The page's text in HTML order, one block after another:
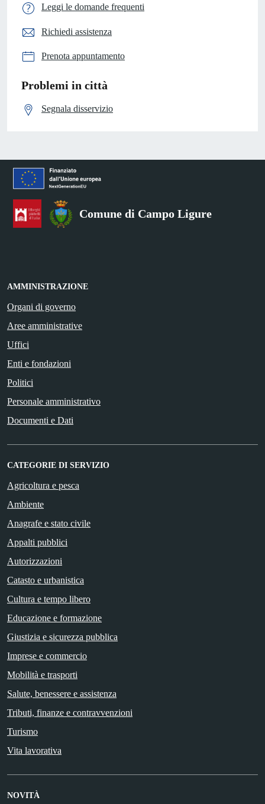
Leggi le domande frequenti
Richiedi assistenza
Prenota appuntamento
Problemi in città
Segnala disservizio
Comune di Campo Ligure
AMMINISTRAZIONE
Organi di governo
Aree amministrative
Uffici
Enti e fondazioni
Politici
Personale amministrativo
Documenti e Dati
CATEGORIE DI SERVIZIO
Agricoltura e pesca
Ambiente
Anagrafe e stato civile
Appalti pubblici
Autorizzazioni
Catasto e urbanistica
Cultura e tempo libero
Educazione e formazione
Giustizia e sicurezza pubblica
Imprese e commercio
Mobilità e trasporti
Salute, benessere e assistenza
Tributi, finanze e contravvenzioni
Turismo
Vita lavorativa
NOVITÀ